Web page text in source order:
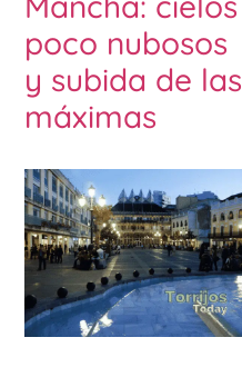
poco nubosos
y subida de las
máximas